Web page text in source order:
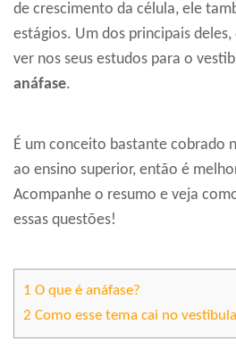
de crescimento da célula, ele
estágios. Um dos principais
ver nos seus estudos para o
anáfase.
É um conceito bastante cobrado
ao ensino superior, então é
Acompanhe o resumo e veja
essas questões!
1 O que é anáfase?
2 Como esse tema cai no